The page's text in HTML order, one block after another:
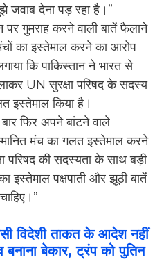
देना पड़ रहा है।”
पर गुमराह करने वाली बातें फैलाने
का इस्तेमाल करने का आरोप
कि पाकिस्तान ने भारत से
UN सुरक्षा परिषद के सदस्य
इस्तेमाल किया है।
फिर अपने बांटने वाले
मंच का गलत इस्तेमाल करने
परिषद की सदस्यता के साथ बड़ी
इस्तेमाल पक्षपाती और झूठी बातें
विदेशी ताकत के आदेश नहीं
बनाना बेकार, ट्रंप को पुतिन